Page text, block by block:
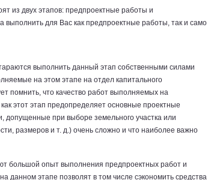
из двух этапов: предпроектные работы и
выполнить для Вас как предпроектные работы, так и само
выполнить данный этап собственными силами
на этом этапе на отдел капитального
помнить, что качество работ выполняемых на
этот этап предопределяет основные проектные
при выборе земельного участка или
размеров и т. д.) очень сложно и что наиболее важно
большой опыт выполнения предпроектных работ и
данном этапе позволят в том числе сэкономить средства